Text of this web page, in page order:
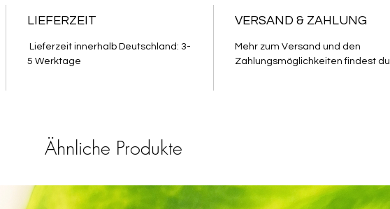
LIEFERZEIT
Lieferzeit innerhalb Deutschland: 3-
5 Werktage
VERSAND & ZAHLUNG
Mehr zum Versand und den
Zahlungsmöglichkeiten findest du
Ähnliche Produkte